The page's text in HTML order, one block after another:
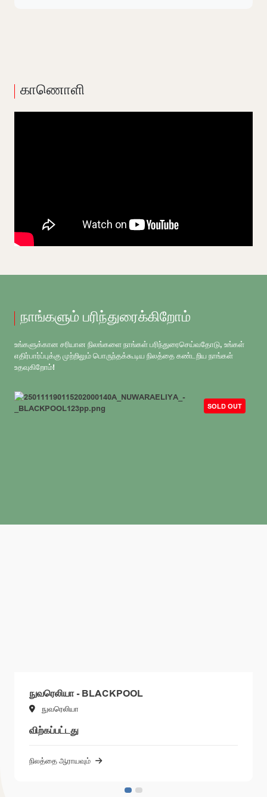
காணொளி
நாங்களும் பரிந்துரைக்கிறோம்
உங்களுக்கான சரியான நிலங்களை நாங்கள் பரிந்துரைசெய்வதோடு, உங்கள்
எதிர்பார்ப்புக்கு முற்றிலும் பொருந்தக்கூடிய நிலத்தை கண்டறிய நாங்கள்
உதவுகிறோம்!
SOLD OUT
நுவரெலியா - BLACKPOOL
நுவரெலியா
விற்கப்பட்டது
நிலத்தை ஆராயவும்